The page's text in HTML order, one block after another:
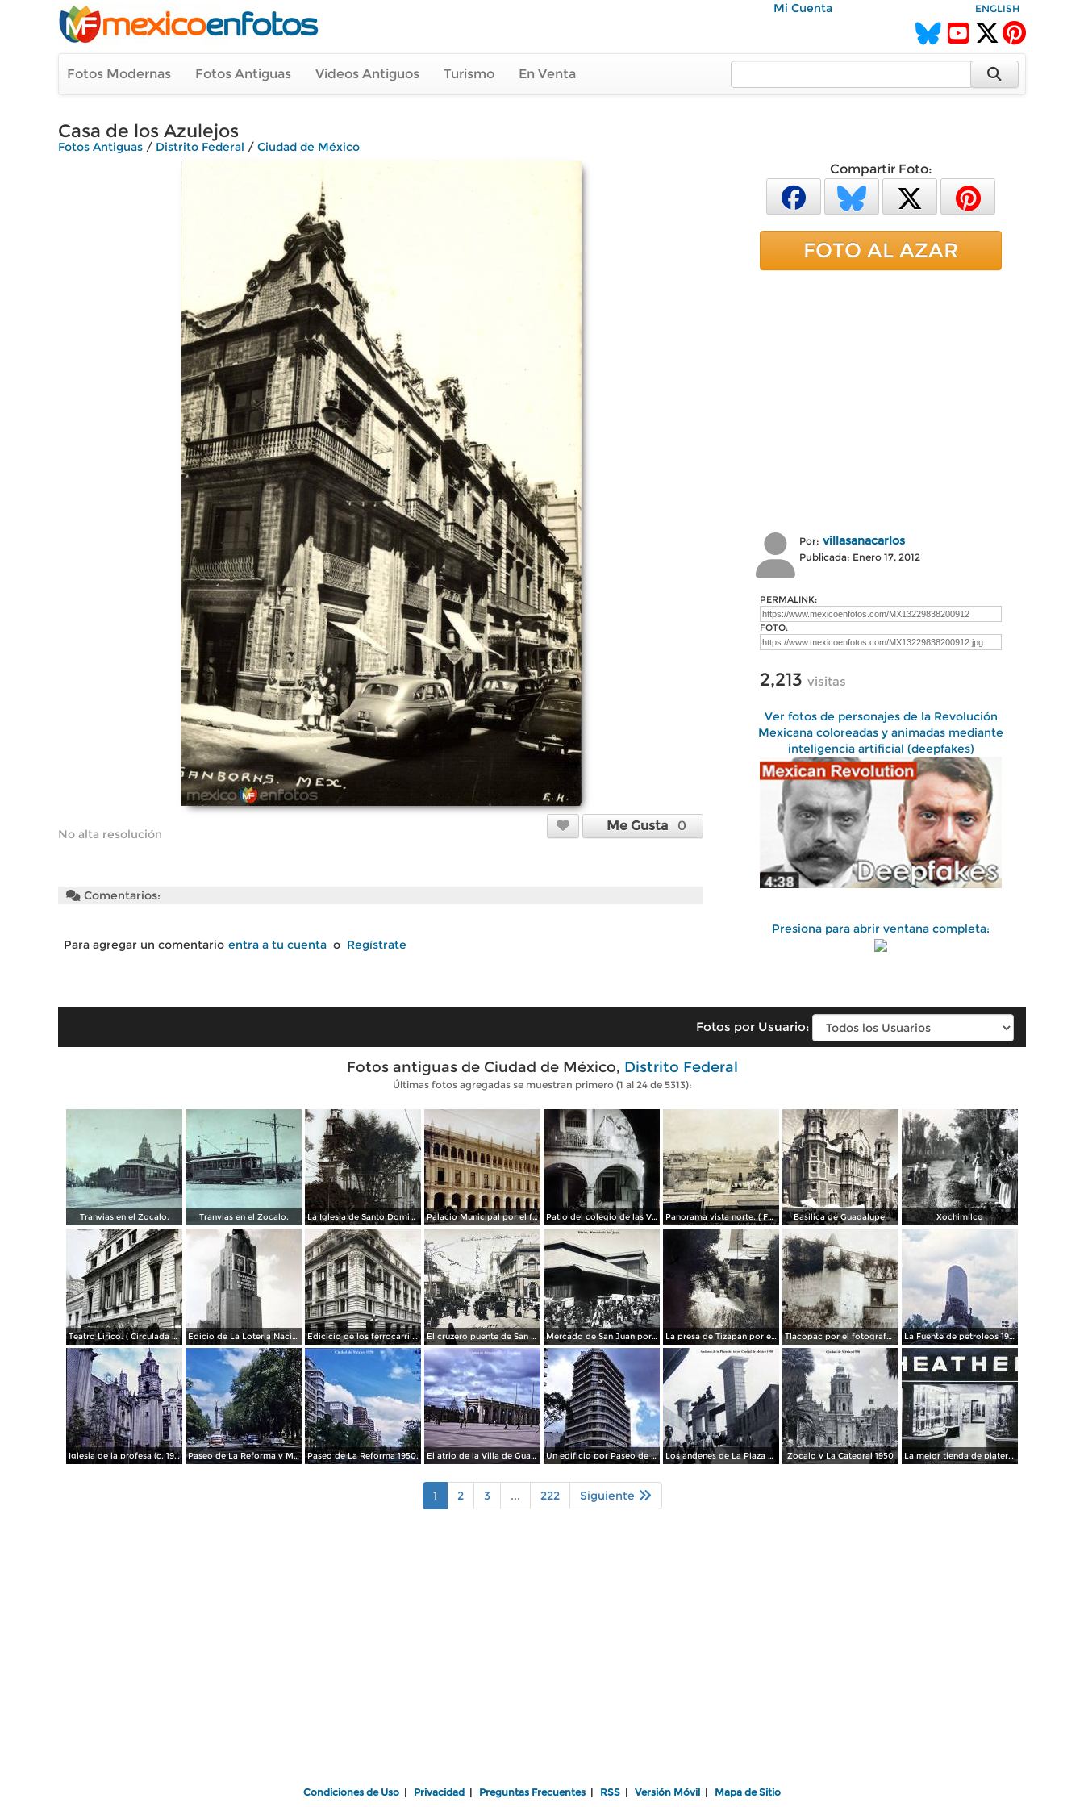
Mi Cuenta ENGLISH
Fotos Modernas Fotos Antiguas Videos Antiguos Turismo En Venta
Casa de los Azulejos
Fotos Antiguas / Distrito Federal / Ciudad de México
No alta resolución
Me Gusta 0
Comentarios:
Para agregar un comentario entra a tu cuenta o Regístrate
Compartir Foto:
FOTO AL AZAR
Por: villasanacarlos
Publicada: Enero 17, 2012
PERMALINK:
FOTO:
2,213 visitas
Ver fotos de personajes de la Revolución
Mexicana coloreadas y animadas mediante
inteligencia artificial (deepfakes)
Presiona para abrir ventana completa:
Fotos por Usuario:
Fotos antiguas de Ciudad de México, Distrito Federal
Últimas fotos agregadas se muestran primero (1 al 24 de 5313):
Tranvias en el Zocalo. Tranvias en el Zocalo. La Iglesia de Santo Domingo. Palacio Municipal por el fotografo Hugo Brehme.. Patio del colegio de las Vizcainas por el fotografo Hugo Brehme. Panorama vista norte. ( Fechada el 20 de Junio de 1905 ). Basilica de Guadalupe. Xochimilco
Teatro Lirico. ( Circulada el 1 de Agosto de 1926 ). Edicio de La Loteria Nacional Ciudad de México Abril de 1964 Edicicio de los ferrocarriles. El cruzero puente de San Francisco y Guardiola por el fotografo Felix Miret. Mercado de San Juan por el fotografo Felix Miret La presa de Tizapan por el fotografo Fernando Kososky. ( Circulada el 22 de Diembre de 1910 ). Tlacopac por el fotografo Hugo Brehme. La Fuente de petroleos 1950.
Iglesia de la profesa (c. 1950) Paseo de La Reforma y Mto a La Independencia 1950 Paseo de La Reforma 1950. El atrio de la Villa de Guadalupe 1950. Un edificio por Paseo de La Reforma 1950 Los andenes de La Plaza de toros Ciudad de México 1950 Zocalo y La Catedral 1950 La mejor tienda de plateria.
1 2 3 ... 222 Siguiente
Condiciones de Uso Privacidad Preguntas Frecuentes RSS Versión Móvil Mapa de Sitio